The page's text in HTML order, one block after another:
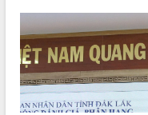
Trình diễn nghệ thuật chế biến
món ăn từ sầu riêng
Đắk Lắk công bố Quy hoạch và
tiến đầu tư tỉnh
Ngành cá ngừ Đắk Lắk chủ
ứng để giữ vững thị trường xuất